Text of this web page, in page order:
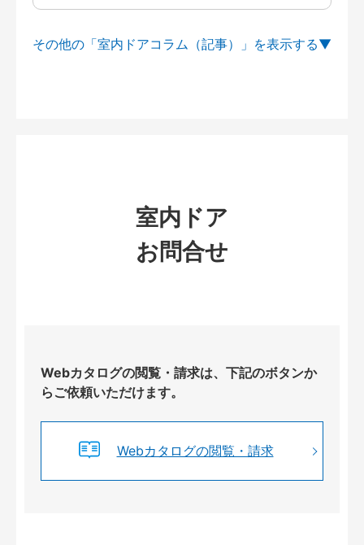
その他の「室内ドアコラム（記事）」を
室内ドア
お問合せ
Webカタログの閲覧・請求は、下記のボタンか
らご依頼いただけます。
Webカタログの閲覧・請求